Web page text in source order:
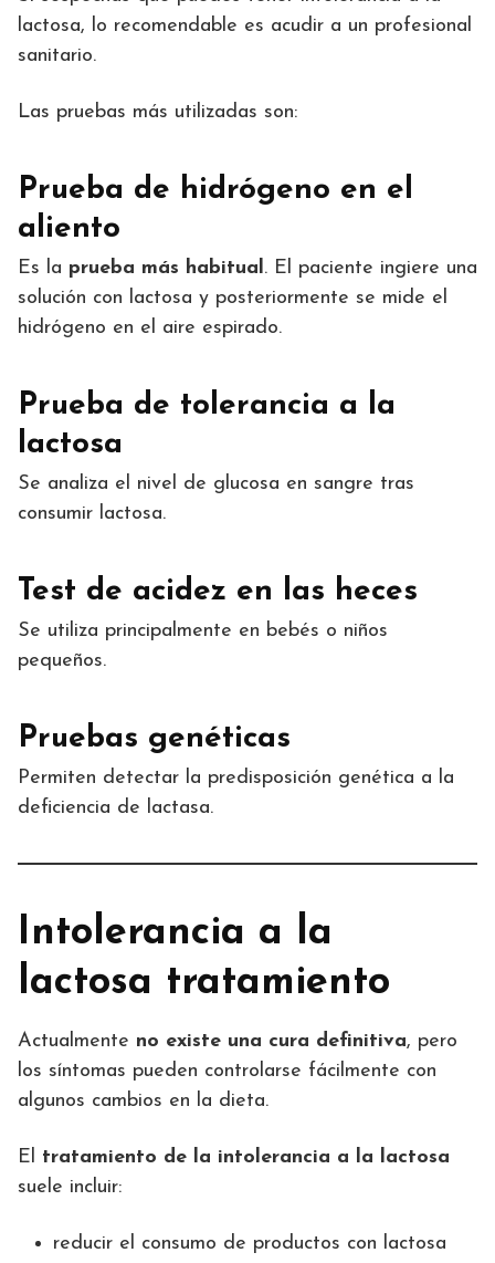
lactosa, lo recomendable es acudir a un profesional
sanitario.
Las pruebas más utilizadas son:
Prueba de hidrógeno en el
aliento
Es la prueba más habitual. El paciente ingiere una
solución con lactosa y posteriormente se mide el
hidrógeno en el aire espirado.
Prueba de tolerancia a la
lactosa
Se analiza el nivel de glucosa en sangre tras
consumir lactosa.
Test de acidez en las heces
Se utiliza principalmente en bebés o niños
pequeños.
Pruebas genéticas
Permiten detectar la predisposición genética a la
deficiencia de lactasa.
Intolerancia a la
lactosa tratamiento
Actualmente no existe una cura definitiva, pero
los síntomas pueden controlarse fácilmente con
algunos cambios en la dieta.
El tratamiento de la intolerancia a la lactosa
suele incluir:
reducir el consumo de productos con lactosa